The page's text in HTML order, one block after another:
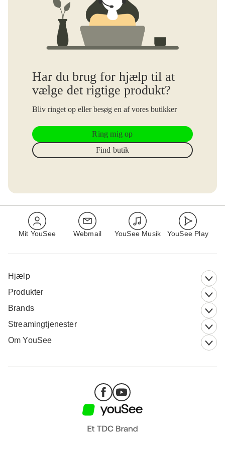
Har du brug for hjælp til at
vælge det rigtige produkt?
Bliv ringet op eller besøg en af vores butikker
Ring mig op
Find butik
Mit YouSee Webmail YouSee Musik YouSee Play
Hjælp
Produkter
Brands
Streamingtjenester
Om YouSee